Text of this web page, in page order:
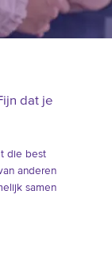
dat je
die best
anderen
samen